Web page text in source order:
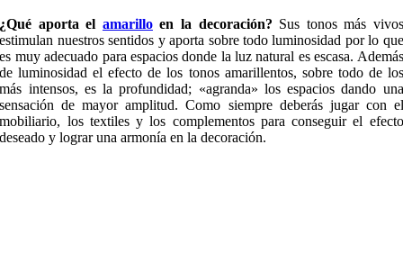
¿Qué aporta el amarilloen la decoración? Sus tonos más vivos
estimulan nuestros sentidos y aporta sobre todo luminosidad por lo que
es muy adecuado para espacios donde la luz natural es escasa. Además
de luminosidad el efecto de los tonos amarillentos, sobre todo de los
más intensos, es la profundidad; «agranda» los espacios dando una
sensación de mayor amplitud. Como siempre deberás jugar con el
mobiliario, los textiles y los complementos para conseguir el efecto
deseado y lograr una armonía en la decoración.